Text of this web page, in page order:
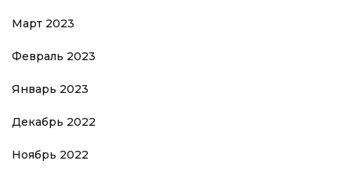
Март 2023
Февраль 2023
Январь 2023
Декабрь 2022
Ноябрь 2022